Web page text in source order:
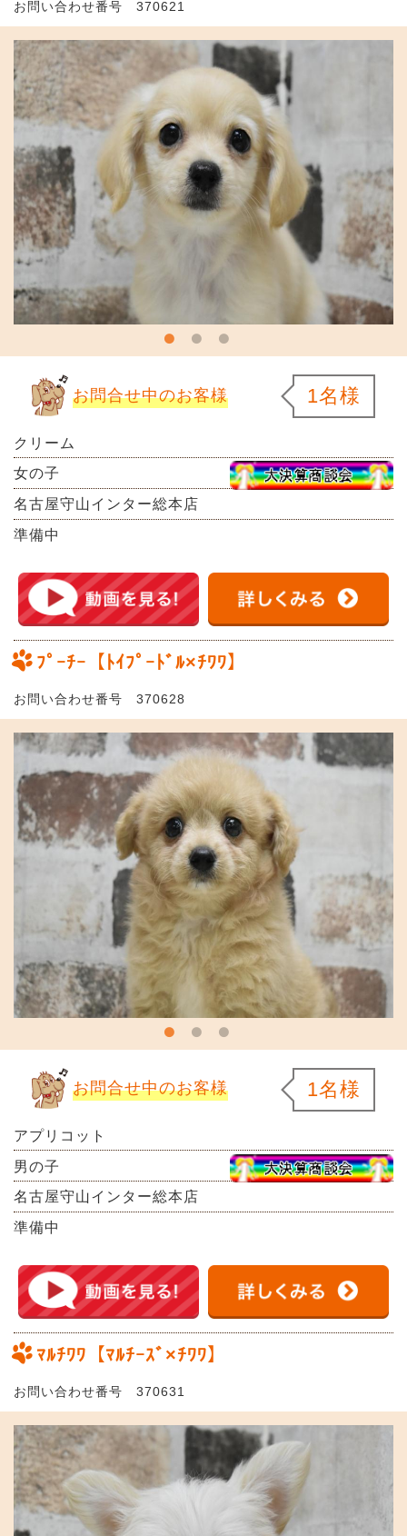
お問い合わせ番号 370621
お問合せ中のお客様 1名様
クリーム
女の子
名古屋守山インター総本店
準備中
ﾌﾟｰﾁｰ【ﾄｲﾌﾟｰﾄﾞﾙ×ﾁﾜﾜ】
お問い合わせ番号 370628
お問合せ中のお客様 1名様
アプリコット
男の子
名古屋守山インター総本店
準備中
ﾏﾙﾁﾜﾜ【ﾏﾙﾁｰｽﾞ×ﾁﾜﾜ】
お問い合わせ番号 370631